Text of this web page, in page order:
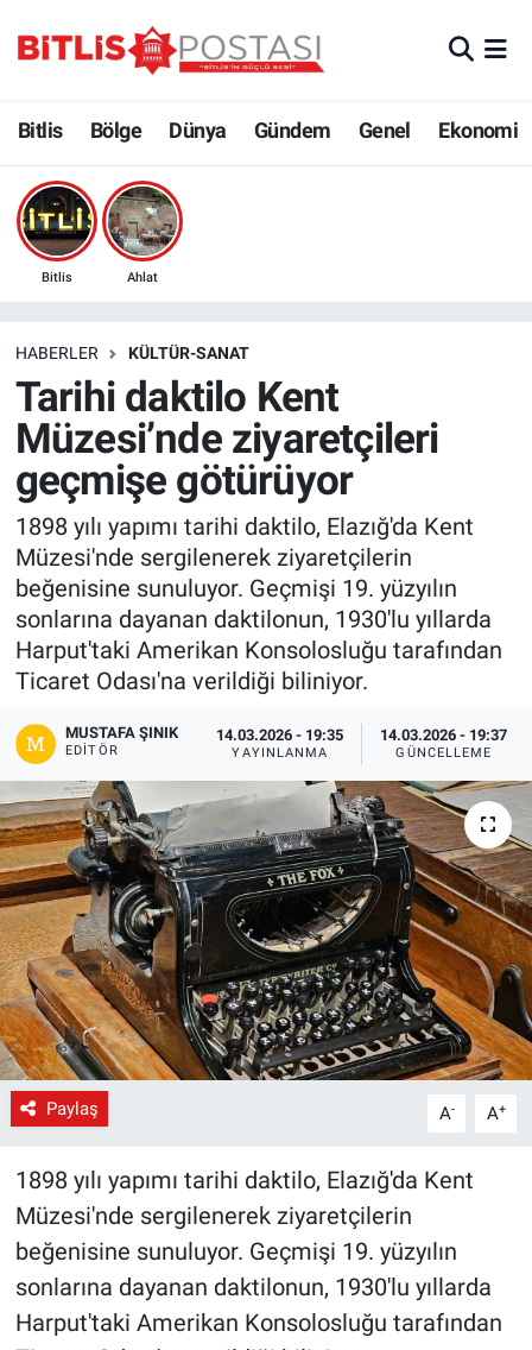
Bitlis Bölge Dünya Gündem Genel Ekonomi
Bitlis Ahlat
HABERLER KÜLTÜR-SANAT
Tarihi daktilo Kent
Müzesi’nde ziyaretçileri
geçmişe götürüyor
1898 yılı yapımı tarihi daktilo, Elazığ'da Kent
Müzesi'nde sergilenerek ziyaretçilerin
beğenisine sunuluyor. Geçmişi 19. yüzyılın
sonlarına dayanan daktilonun, 1930'lu yıllarda
Harput'taki Amerikan Konsolosluğu tarafından
Ticaret Odası'na verildiği biliniyor.
MUSTAFA ŞINIK
EDITÖR
14.03.2026 - 19:35
YAYINLANMA
14.03.2026 - 19:37
GÜNCELLEME
Paylaş A- A+
1898 yılı yapımı tarihi daktilo, Elazığ'da Kent
Müzesi'nde sergilenerek ziyaretçilerin
beğenisine sunuluyor. Geçmişi 19. yüzyılın
sonlarına dayanan daktilonun, 1930'lu yıllarda
Harput'taki Amerikan Konsolosluğu tarafından
Bölge
Çevre
Eğitim
Ekonomi
Genel
Gündem
Kültür-Sanat
Magazin
Politika
Resmi İlanlar
Sağlık
Siyaset
Spor
Yerel
Bitlis Trafik Yoğunluk Haritası
Süper Lig Puan Durumu ve Fikstür
Son Dakika Haberleri
Haber Arşivi